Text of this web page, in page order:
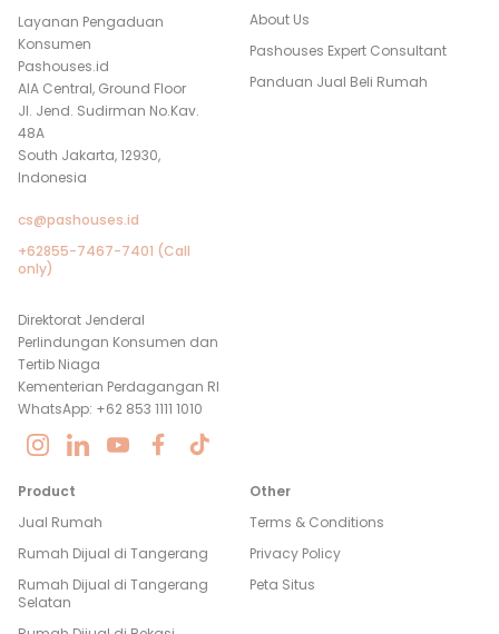
Layanan Pengaduan
Konsumen
Pashouses.id
AIA Central, Ground Floor
Jl. Jend. Sudirman No.Kav.
48A
South Jakarta, 12930,
Indonesia
cs@pashouses.id
+62855-7467-7401 (Call
only)
Direktorat Jenderal
Perlindungan Konsumen dan
Tertib Niaga
Kementerian Perdagangan RI
WhatsApp: +62 853 1111 1010
About Us
Pashouses Expert Consultant
Panduan Jual Beli Rumah
Product
Jual Rumah
Rumah Dijual di Tangerang
Rumah Dijual di Tangerang
Selatan
Other
Terms & Conditions
Privacy Policy
Peta Situs